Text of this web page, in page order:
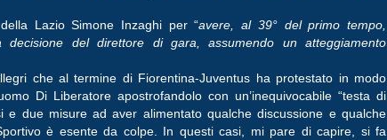
Lazio Simone Inzaghi per “avere, al 39° del primo tempo,
decisione del direttore di gara, assumendo un atteggiamento
che al termine di Fiorentina-Juventus ha protestato in modo
Di Liberatore apostrofandolo con un’inequivocabile “testa di
e due misure ad aver alimentato qualche discussione e qualche
è esente da colpe. In questi casi, mi pare di capire, si fa